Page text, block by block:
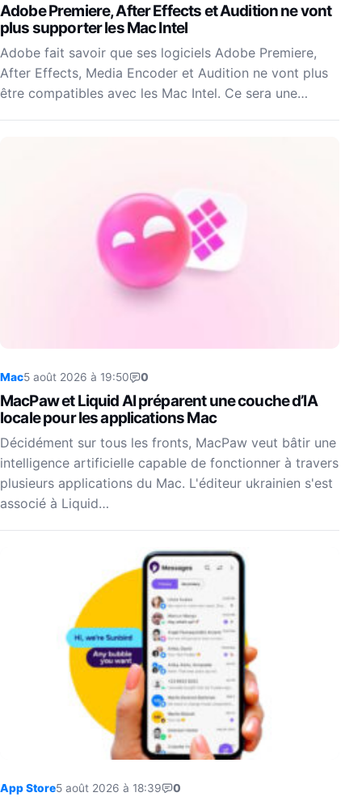
Adobe Premiere, After Effects et Audition ne vont
plus supporter les Mac Intel
Adobe fait savoir que ses logiciels Adobe Premiere,
After Effects, Media Encoder et Audition ne vont plus
être compatibles avec les Mac Intel. Ce sera une…
Mac5 août 2026 à 19:50 0
MacPaw et Liquid AI préparent une couche d’IA
locale pour les applications Mac
Décidément sur tous les fronts, MacPaw veut bâtir une
intelligence artificielle capable de fonctionner à travers
plusieurs applications du Mac. L'éditeur ukrainien s'est
associé à Liquid…
App Store5 août 2026 à 18:39 0